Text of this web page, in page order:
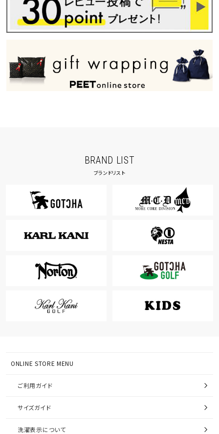
BRAND LIST
ブランドリスト
ONLINE STORE MENU
ご利用ガイド
サイズガイド
洗濯表示について